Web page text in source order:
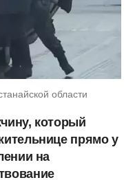
области
который
прямо у
на